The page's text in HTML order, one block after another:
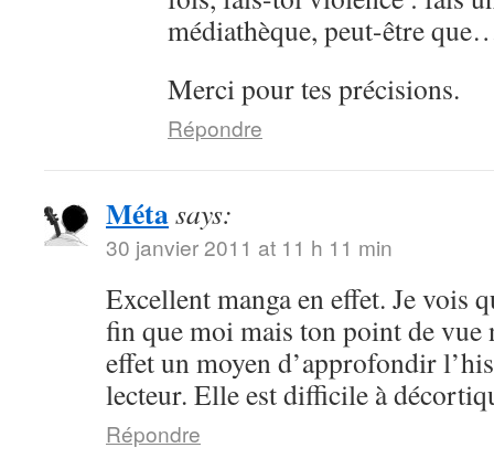
médiathèque, peut-être
Merci pour tes précisions.
Répondre
Métasays:
30 janvier 2011 at 11 h 11 min
Excellent manga en effet. Je vois
fin que moi mais ton point de vue
effet un moyen d’approfondir
lecteur. Elle est difficile à
Répondre